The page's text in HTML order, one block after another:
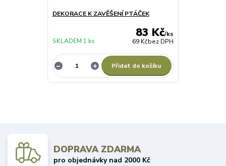
DEKORACE K ZAVĚŠENÍ PTÁČEK
83 Kč/ks
69 Kčbez DPH
SKLADEM 1 ks
Přidat do košíku
DOPRAVA ZDARMA
pro objednávky nad 2000 Kč